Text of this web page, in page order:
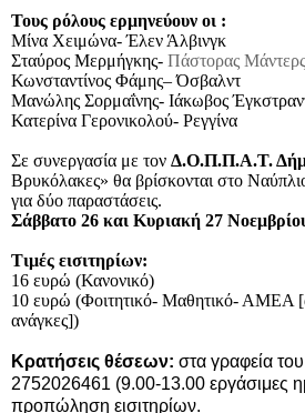
Τους ρόλους ερμηνεύουν οι :
Μίνα Χειμώνα- Έλεν Άλβινγκ
Σταύρος Μερμήγκης- Πάστορας Μάντερς
Κωνσταντίνος Φάμης– Όσβαλντ
Μανώλης Σορμαΐνης- Ιάκωβος
Κατερίνα Γερονικολού- Ρεγγίνα
Σε συνεργασία με τον Δ.Ο.Π.Π.Α.Τ.
Βρυκόλακες» θα βρίσκονται στο
για δύο παραστάσεις.
Σάββατο 26 και Κυριακή 27
Τιμές εισιτηρίων:
16 ευρώ (Κανονικό)
10 ευρώ (Φοιτητικό- Μαθητικό- ΑΜΕΑ
ανάγκες])
Κρατήσεις θέσεων: στα γραφεία
2752026461 (9.00-13.00 εργάσιμες
προπώληση εισιτηρίων.